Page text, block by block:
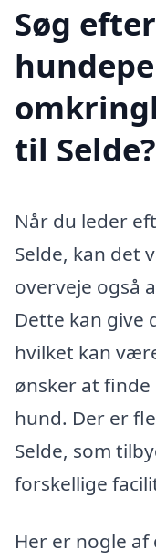
Søg
til Selde?
Når du leder
Selde, kan det
overveje også
Dette kan give
hvilket kan
ønsker at
hund. Der er
Selde, som
forskellige
Her er nogle